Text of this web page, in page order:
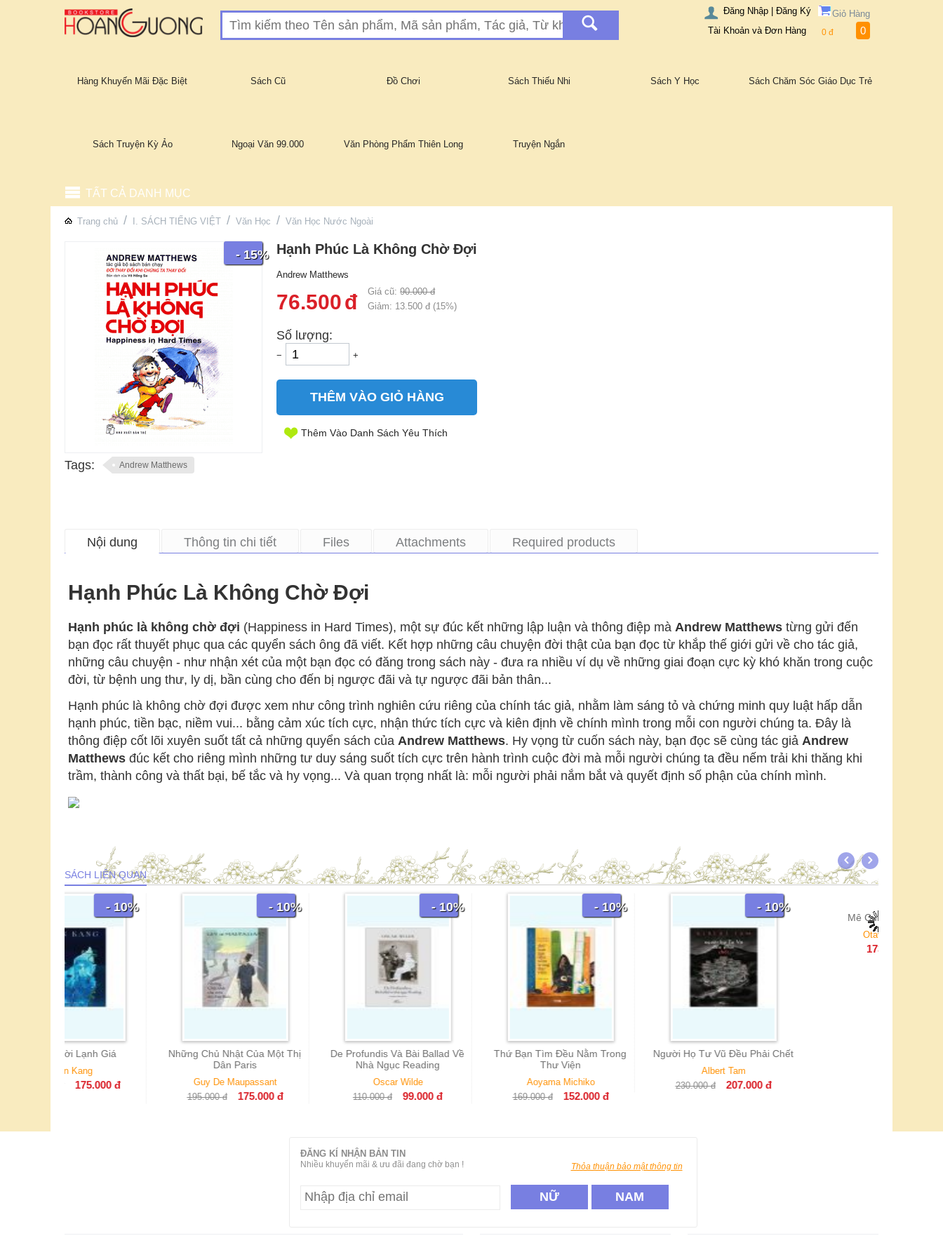
Giỏ Hàng
0đ 0
Đăng Nhập | Đăng Ký
Tài Khoản và Đơn Hàng
Hàng Khuyến Mãi Đặc Biệt Sách Cũ Đồ Chơi Sách Thiếu Nhi Sách Y Học Sách Chăm Sóc Giáo Dục Trẻ
Sách Truyện Kỳ Ảo Ngoại Văn 99.000 Văn Phòng Phẩm Thiên Long Truyện Ngắn
TẤT CẢ DANH MỤC
Trang chủ / I. SÁCH TIẾNG VIỆT / Văn Học / Văn Học Nước Ngoài
- 15%
Tags: Andrew Matthews
Hạnh Phúc Là Không Chờ Đợi
Andrew Matthews
76.500đ Giá cũ: 90.000 đ
Giảm: 13.500 đ (15%)
Số lượng:
− +
THÊM VÀO GIỎ HÀNG
Thêm Vào Danh Sách Yêu Thích
Nội dung Thông tin chi tiết Files Attachments Required products
Hạnh Phúc Là Không Chờ Đợi
Hạnh phúc là không chờ đợi (Happiness in Hard Times), một sự đúc kết những lập luận và thông điệp mà Andrew Matthews từng gửi đến
bạn đọc rất thuyết phục qua các quyển sách ông đã viết. Kết hợp những câu chuyện đời thật của bạn đọc từ khắp thế giới gửi về cho tác giả,
những câu chuyện - như nhận xét của một bạn đọc có đăng trong sách này - đưa ra nhiều ví dụ về những giai đoạn cực kỳ khó khăn trong cuộc
đời, từ bệnh ung thư, ly dị, bần cùng cho đến bị ngược đãi và tự ngược đãi bản thân...
Hạnh phúc là không chờ đợi được xem như công trình nghiên cứu riêng của chính tác giả, nhằm làm sáng tỏ và chứng minh quy luật hấp dẫn
hạnh phúc, tiền bạc, niềm vui... bằng cảm xúc tích cực, nhận thức tích cực và kiên định về chính mình trong mỗi con người chúng ta. Đây là
thông điệp cốt lõi xuyên suốt tất cả những quyển sách của Andrew Matthews. Hy vọng từ cuốn sách này, bạn đọc sẽ cùng tác giả Andrew
Matthews đúc kết cho riêng mình những tư duy sáng suốt tích cực trên hành trình cuộc đời mà mỗi người chúng ta đều nếm trải khi thăng khi
trầm, thành công và thất bại, bế tắc và hy vọng... Và quan trọng nhất là: mỗi người phải nắm bắt và quyết định số phận của chính mình.
SÁCH LIÊN QUAN
Những Chủ Nhật Của Một Thị
Guy De Maupassant
175.000 đ
De Profundis Và Bài Ballad Về
Nhà Ngục Reading
110.000
99.000 đ
Thứ Bạn Tìm Đều Nằm Trong
169.000
152.000 đ
Người Họ Tư Vũ Đều Phải Chết
230.000
207.000 đ
Mê Cung Cô Độc
ĐĂNG KÍ NHẬN BẢN TIN
Nhiều khuyến mãi & ưu đãi đang chờ bạn ! Thỏa thuận bảo mật thông tin
NỮ NAM